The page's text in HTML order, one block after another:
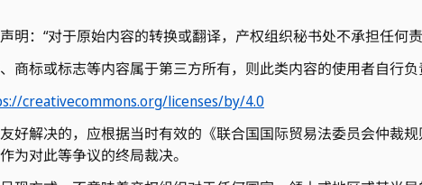
明：“对于原始内容的转换或翻译，产权组织秘书处不承担任何
商标或标志等内容属于第三方所有，则此类内容的使用者自行
creativecommons.org/licenses/by/4.0
好解决的，应根据当时有效的《联合国国际贸易法委员会仲裁
为对此等争议的终局裁决。